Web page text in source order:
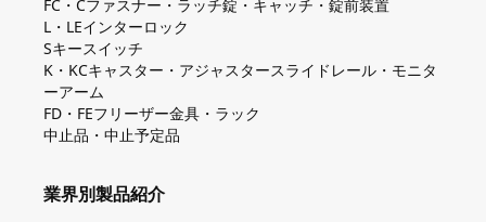
FC・Cファスナー・ラッチ錠・キャッチ・錠前装置
L・LEインターロック
Sキースイッチ
K・KCキャスター・アジャスタースライドレール・モニタ
ーアーム
FD・FEフリーザー金具・ラック
中止品・中止予定品
業界別製品紹介